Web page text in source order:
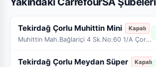
Tekirdağ Çorlu Muhittin Mini Kapalı
Muhittin Mah.Bağlariçi 4 Sk.No:60 1/A Çorlu/Tekird
Tekirdağ Çorlu Meydan Süper Kapalı